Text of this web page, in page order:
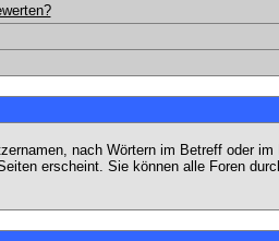
nach Wörtern im Betreff oder
erscheint. Sie können alle Foren